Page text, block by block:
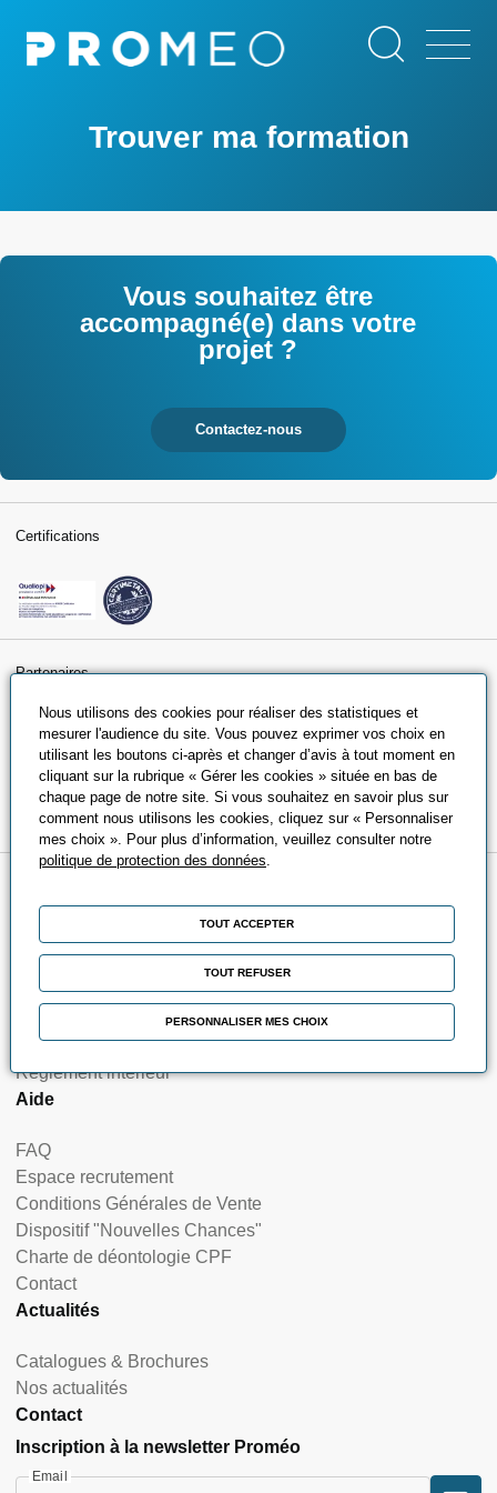
contenu
Trouver ma formation
Vous souhaitez être
accompagné(e) dans votre
projet ?
Contactez-nous
Qui sommes-nous ?
Nos partenaires universitaires et écoles
Nos certifications et labellisations
Nos indicateurs de résultats & satisfaction
Règlement intérieur
Aide
FAQ
Espace recrutement
Conditions Générales de Vente
Dispositif "Nouvelles Chances"
Charte de déontologie CPF
Contact
Actualités
Catalogues & Brochures
Nos actualités
Contact
Inscription à la newsletter Proméo
Email
Certifications
Partenaires
Nous utilisons des cookies pour réaliser des statistiques et
mesurer l'audience du site. Vous pouvez exprimer vos choix en
utilisant les boutons ci-après et changer d’avis à tout moment en
cliquant sur la rubrique « Gérer les cookies » située en bas de
chaque page de notre site. Si vous souhaitez en savoir plus sur
comment nous utilisons les cookies, cliquez sur « Personnaliser
mes choix ». Pour plus d’information, veuillez consulter notre
politique de protection des données
TOUT ACCEPTER
TOUT REFUSER
PERSONNALISER MES CHOIX